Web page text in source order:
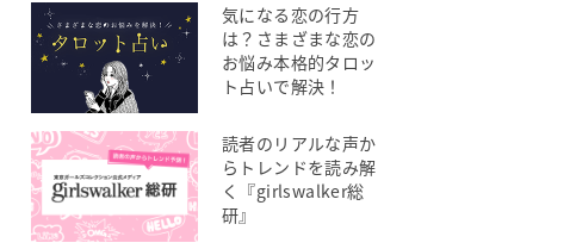
気になる恋の行方
は？さまざまな恋の
お悩み本格的タロッ
ト占いで解決！
読者のリアルな声か
らトレンドを読み解
く『girlswalker総
研』